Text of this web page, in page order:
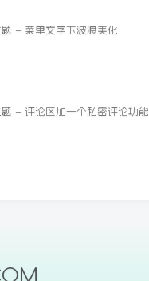
– 菜单文字下波浪美化
– 评论区加一个私密评论功能